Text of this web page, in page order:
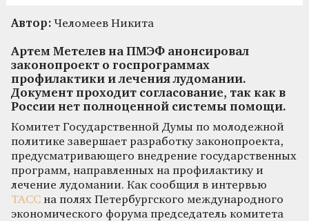
Автор: Челомеев Никита
Артем Метелев на ПМЭФ анонсировал
законопроект о госпрограммах
профилактики и лечения лудомании.
Документ проходит согласование, так как в
России нет полноценной системы помощи.
Комитет Государственной Думы по молодежной
политике завершает разработку законопроекта,
предусматривающего внедрение государственных
программ, направленных на профилактику и
лечение лудомании. Как сообщил в интервью
ТАСС на полях Петербургского международного
экономического форума председатель комитета